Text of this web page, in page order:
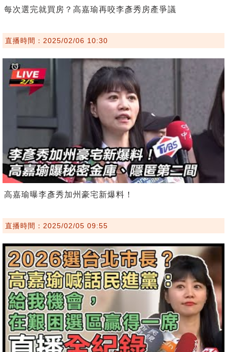
每次選完就買房？高嘉瑜再咬李彥秀房產爭議
直播時間：2025/02/06 10:30
高嘉瑜曝李彥秀加州豪宅新爆料！
直播時間：2025/02/05 09:55